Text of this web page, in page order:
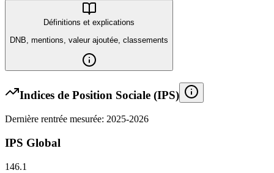
Définitions et explications
DNB, mentions, valeur ajoutée, classements
Indices de Position Sociale (IPS)
Dernière rentrée mesurée: 2025-2026
IPS Global
146.1